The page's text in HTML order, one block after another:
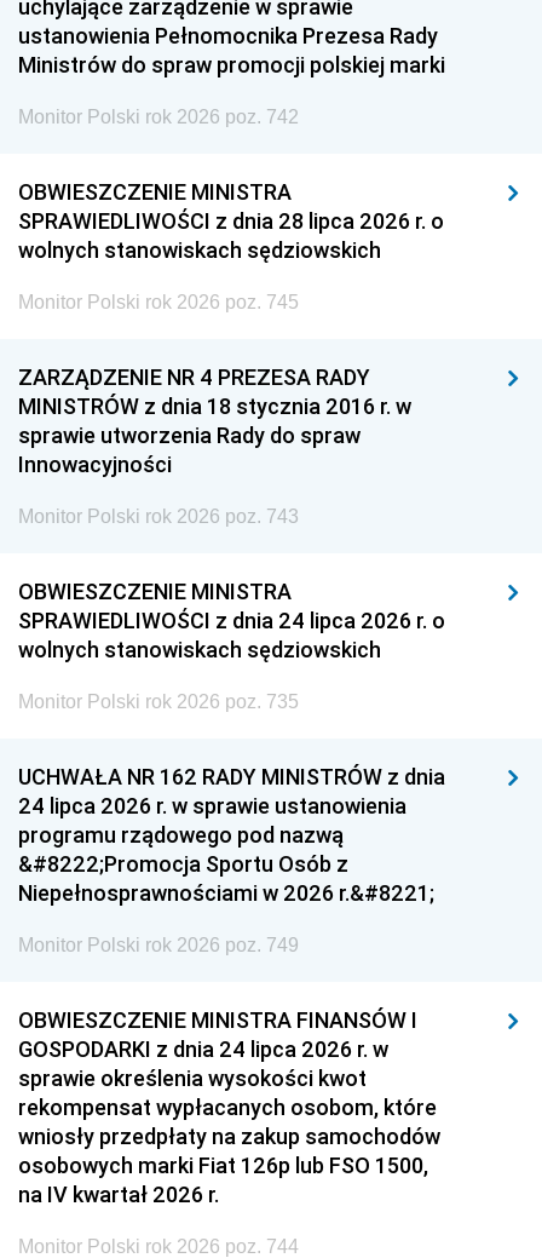
uchylające zarządzenie w sprawie
ustanowienia Pełnomocnika Prezesa Rady
Ministrów do spraw promocji polskiej marki
Monitor Polski rok 2026 poz. 742
OBWIESZCZENIE MINISTRA
SPRAWIEDLIWOŚCI z dnia 28 lipca 2026 r. o
wolnych stanowiskach sędziowskich
Monitor Polski rok 2026 poz. 745
ZARZĄDZENIE NR 4 PREZESA RADY
MINISTRÓW z dnia 18 stycznia 2016 r. w
sprawie utworzenia Rady do spraw
Innowacyjności
Monitor Polski rok 2026 poz. 743
OBWIESZCZENIE MINISTRA
SPRAWIEDLIWOŚCI z dnia 24 lipca 2026 r. o
wolnych stanowiskach sędziowskich
Monitor Polski rok 2026 poz. 735
UCHWAŁA NR 162 RADY MINISTRÓW z dnia
24 lipca 2026 r. w sprawie ustanowienia
programu rządowego pod nazwą
&#8222;Promocja Sportu Osób z
Niepełnosprawnościami w 2026 r.&#8221;
Monitor Polski rok 2026 poz. 749
OBWIESZCZENIE MINISTRA FINANSÓW I
GOSPODARKI z dnia 24 lipca 2026 r. w
sprawie określenia wysokości kwot
rekompensat wypłacanych osobom, które
wniosły przedpłaty na zakup samochodów
osobowych marki Fiat 126p lub FSO 1500,
na IV kwartał 2026 r.
Monitor Polski rok 2026 poz. 744